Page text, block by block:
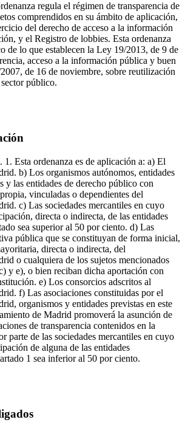
regula el régimen de transparencia de
comprendidos en su ámbito de aplicación,
del derecho de acceso a la información
y el Registro de lobbies. Esta ordenanza
de lo que establecen la Ley 19/2013, de 9 de
acceso a la información pública y buen
de 16 de noviembre, sobre reutilización
público.
Esta ordenanza es de aplicación a: a) El
b) Los organismos autónomos, entidades
y las entidades de derecho público con
vinculadas o dependientes del
c) Las sociedades mercantiles en cuyo
directa o indirecta, de las entidades
sea superior al 50 por ciento. d) Las
pública que se constituyan de forma inicial,
directa o indirecta, del
o cualquiera de los sujetos mencionados
y e), o bien reciban dicha aportación con
e) Los consorcios adscritos al
f) Las asociaciones constituidas por el
organismos y entidades previstas en este
de Madrid promoverá la asunción de
de transparencia contenidos en la
parte de las sociedades mercantiles en cuyo
de alguna de las entidades
1 sea inferior al 50 por ciento.